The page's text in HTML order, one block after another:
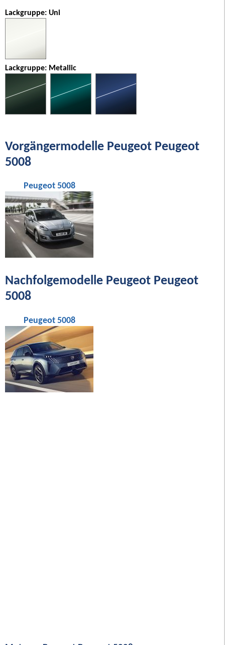
Lackgruppe: Uni
Lackgruppe: Metallic
Vorgängermodelle Peugeot Peugeot
5008
Peugeot 5008
Nachfolgemodelle Peugeot Peugeot
5008
Peugeot 5008